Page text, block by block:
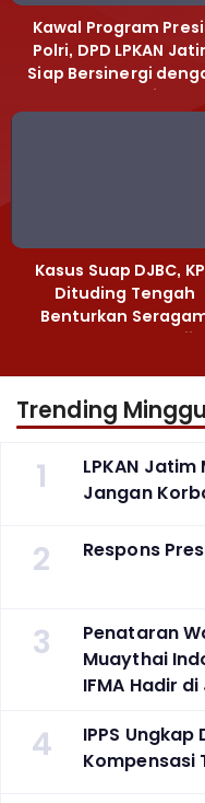
Kawal Program
Polri, DPD LPKAN
Siap Bersinergi
Polda Jatim
Kasus Suap DJBC,
Dituding Tengah
Benturkan
Cokelat dengan Hijau
Trending
1
LPKAN
Jangan
2 Respons
3
Penataran
Muaythai
IFMA Hadir
4
IPPS
Kompensasi